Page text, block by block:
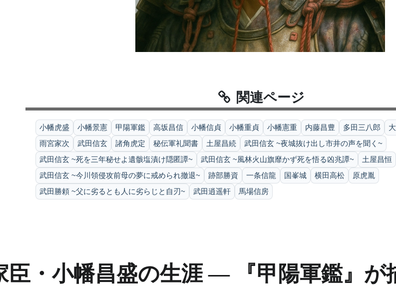
関連ページ
小幡虎盛 小幡景憲 甲陽軍鑑 高坂昌信 小幡信貞 小幡重貞 小幡憲重 内藤昌豊 多田三八郎
雨宮家次
武田信玄 諸角虎定 秘伝軍礼聞書 土屋昌続
武田信玄 ~夜城抜け出し市井の声を聞く~
武田信玄 ~死を三年秘せよ遺骸塩漬け隠匿譚~
武田信玄 ~風林火山旗靡かず死を悟る凶兆譚~
土屋昌恒
武田信玄 ~今川領侵攻前母の夢に戒められ撤退~
跡部勝資 一条信龍 国峯城 横田高松
原虎胤
武田勝頼 ~父に劣るとも人に劣らじと自刃~
武田逍遥軒 馬場信房
臣・小幡昌盛の生涯 ― 『甲陽軍鑑』が